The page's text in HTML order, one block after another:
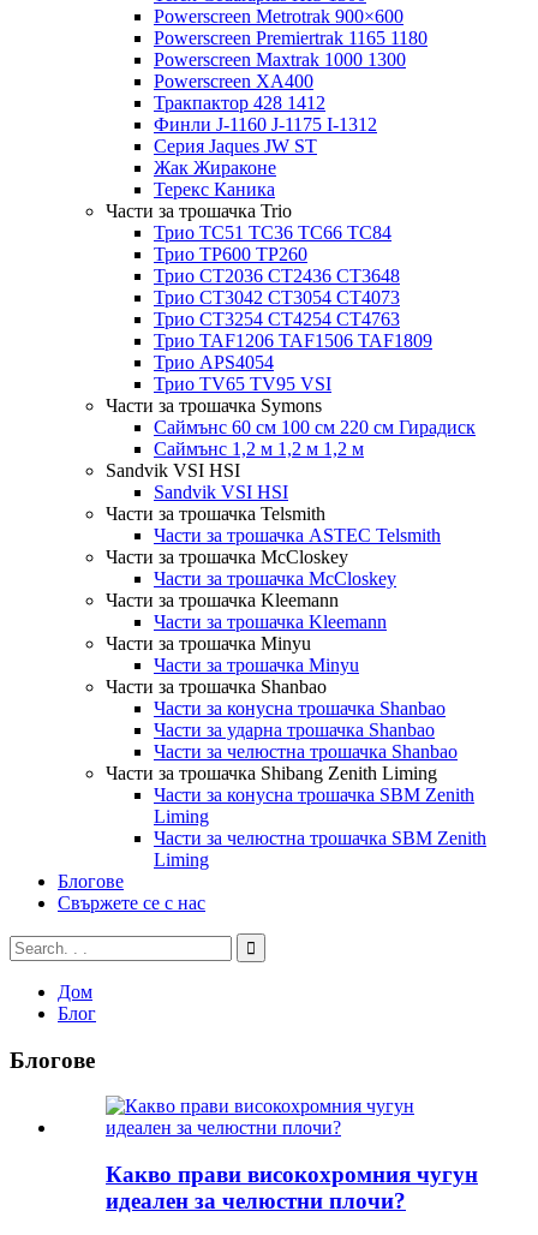
Powerscreen Metrotrak 900×600
Powerscreen Premiertrak 1165 1180
Powerscreen Maxtrak 1000 1300
Powerscreen XA400
Тракпактор 428 1412
Финли J-1160 J-1175 I-1312
Серия Jaques JW ST
Жак Жираконе
Терекс Каника
Части за трошачка Trio
Трио TC51 TC36 TC66 TC84
Трио TP600 TP260
Трио CT2036 CT2436 CT3648
Трио CT3042 CT3054 CT4073
Трио CT3254 CT4254 CT4763
Трио TAF1206 TAF1506 TAF1809
Трио APS4054
Трио TV65 TV95 VSI
Части за трошачка Symons
Саймънс 60 см 100 см 220 см Гирадиск
Саймънс 1,2 м 1,2 м 1,2 м
Sandvik VSI HSI
Sandvik VSI HSI
Части за трошачка Telsmith
Части за трошачка ASTEC Telsmith
Части за трошачка McCloskey
Части за трошачка McCloskey
Части за трошачка Kleemann
Части за трошачка Kleemann
Части за трошачка Minyu
Части за трошачка Minyu
Части за трошачка Shanbao
Части за конусна трошачка Shanbao
Части за ударна трошачка Shanbao
Части за челюстна трошачка Shanbao
Части за трошачка Shibang Zenith Liming
Части за конусна трошачка SBM Zenith
Liming
Части за челюстна трошачка SBM Zenith
Liming
Блогове
Свържете се с нас
Дом
Блог
Блогове
Какво прави високохромния чугун
идеален за челюстни плочи?